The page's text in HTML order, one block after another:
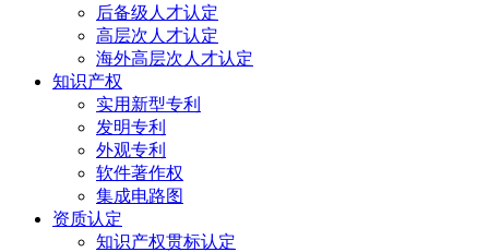
后备级人才认定
高层次人才认定
海外高层次人才认定
知识产权
实用新型专利
发明专利
外观专利
软件著作权
集成电路图
资质认定
知识产权贯标认定